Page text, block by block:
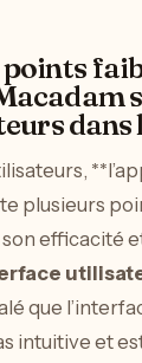
points
dans
plusieurs
efficacité
que
intuitive et